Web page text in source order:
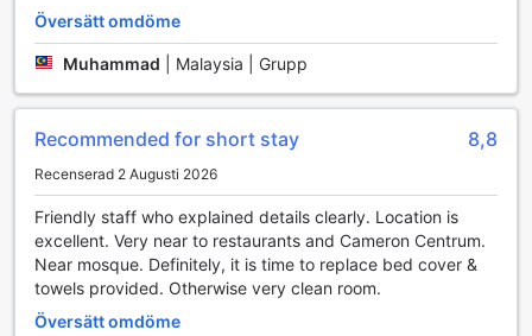
du kan njuta av en kopp te eller kaffe i lobbyn medan du
surfar på nätet eller delar dina reseupplevelser med vänner
För att ytterligare förbättra gästernas upplevelse erbjuder
snabba och effektiva system gör att du kan komma in i ditt
rum eller lämna hotellet utan onödiga fördröjningar. Med
dessa bekvämligheter är Ria Cameron Hotel det perfekta
valet för både affärsresenärer och semesterfirare som
söker en smidig och bekväm vistelse i de vackra Cameron
Highlands.
Transportmöjligheter på Ria Cameron Hotel
Översätt omdöme
Muhammad Malaysia | Grupp
Recommended for short stay 8,8
Recenserad 2 Augusti 2026
Friendly staff who explained details clearly. Location is
excellent. Very near to restaurants and Cameron Centrum.
Near mosque. Definitely, it is time to replace bed cover &
towels provided. Otherwise very clean room.
Översätt omdöme